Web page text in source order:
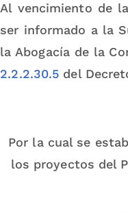
Al vencimiento de
ser informado a la
la Abogacía de la
2.2.2.30.5 del
Por la cual se
los proyectos del